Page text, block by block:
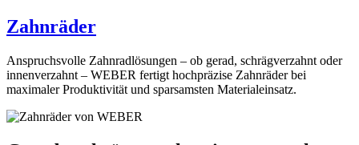
Zahnräder
Anspruchsvolle Zahnradlösungen – ob gerad, schrägverzahnt oder
innenverzahnt – WEBER fertigt hochpräzise Zahnräder bei
maximaler Produktivität und sparsamsten Materialeinsatz.